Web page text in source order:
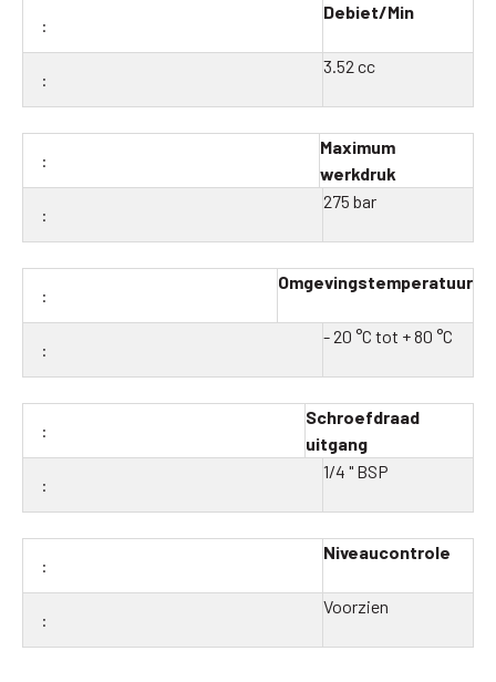
Debiet/Min
3.52 cc
Maximum
werkdruk
275 bar
Omgevingstemperatuur
- 20 °C tot + 80 °C
Schroefdraad
uitgang
1/4 " BSP
Niveaucontrole
Voorzien